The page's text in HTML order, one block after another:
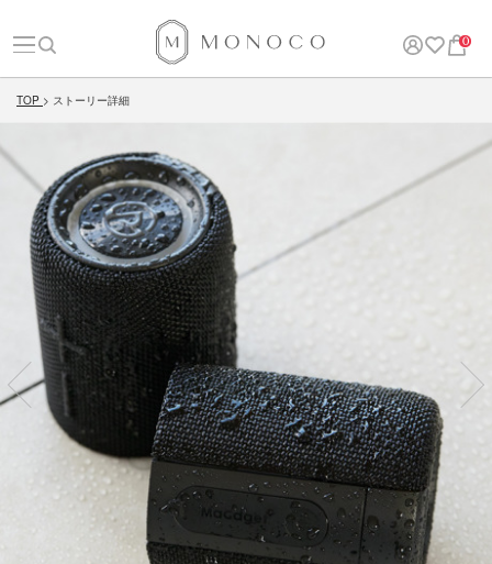
0
TOP ストーリー詳細